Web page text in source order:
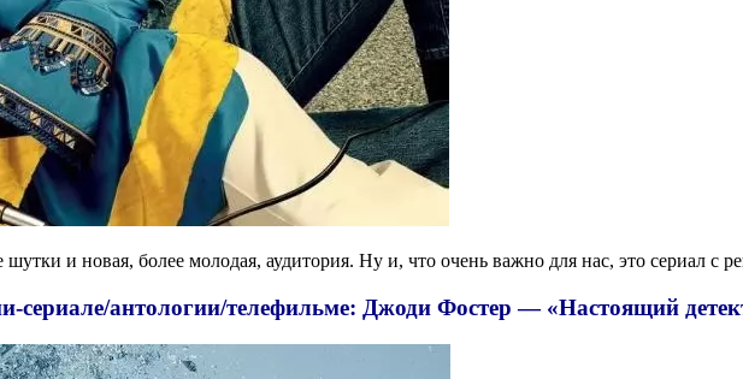
и новая, более молодая, аудитория. Ну и, что очень важно для нас, это сериал с
сериале/антологии/телефильме: Джоди Фостер — «Настоящий